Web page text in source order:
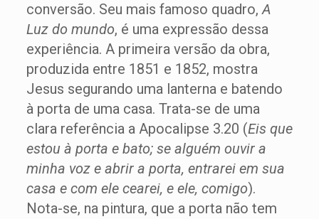
conversão. Seu mais famoso quadro,A
Luz do mundo, é uma expressão dessa
experiência. A primeira versão da obra,
produzida entre 1851 e 1852, mostra
Jesus segurando uma lanterna e batendo
à porta de uma casa. Trata-se de uma
clara referência a Apocalipse 3.20 (Eis que
estou à porta e bato; se alguém ouvir a
minha voz e abrir a porta, entrarei em sua
casa e com ele cearei, e ele, comigo).
Nota-se, na pintura, que a porta não tem